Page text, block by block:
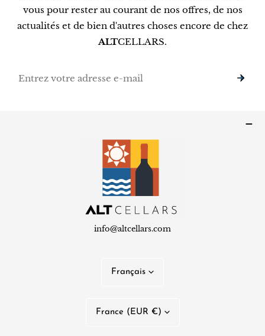
vous pour rester au courant de nos offres, de nos
actualités et de bien d'autres choses encore de chez
ALTCELLARS.
info@altcellars.com
Français
France (EUR €)